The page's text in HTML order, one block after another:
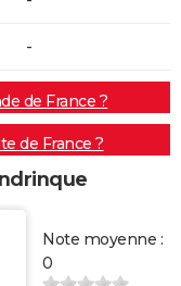
-
de France ?
de France ?
Note moyenne :
0